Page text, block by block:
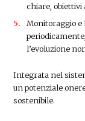
chiare, obiettivi
Monitoraggio e
l’evoluzione
Integrata nel
un potenziale
sostenibile.